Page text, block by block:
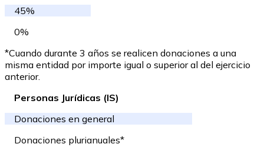
45%
0%
*Cuando durante 3 años se realicen donaciones a una
misma entidad por importe igual o superior al del ejercicio
anterior.
Personas Jurídicas (IS)
Donaciones en general
Donaciones plurianuales*